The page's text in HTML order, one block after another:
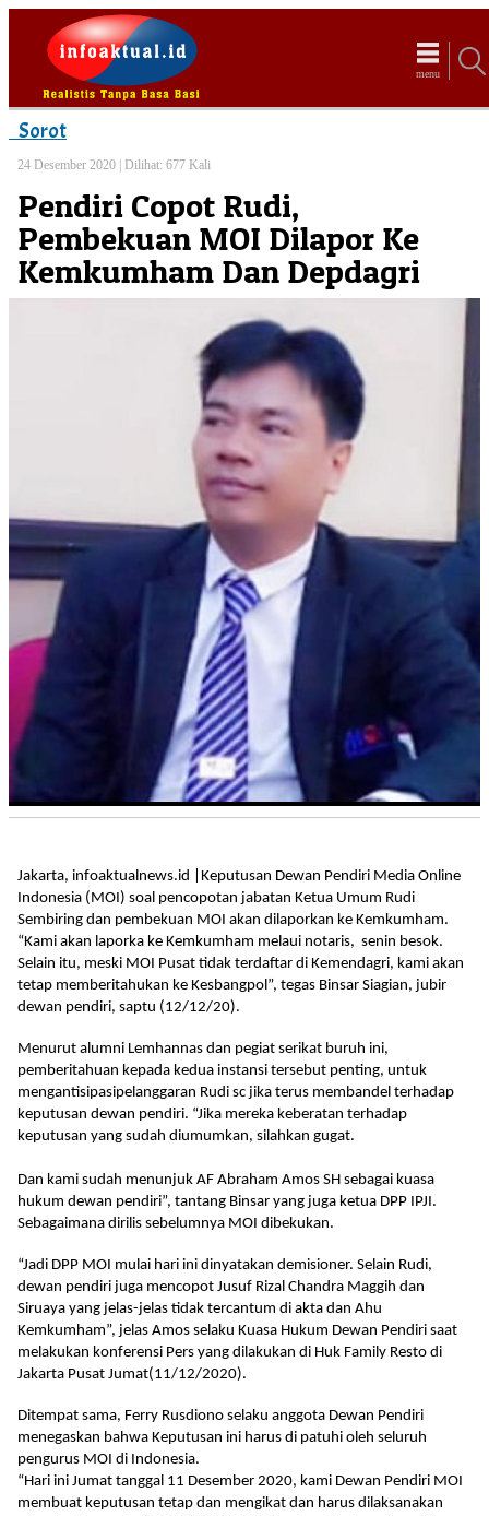
menu
Sorot
24 Desember 2020 | Dilihat: 677 Kali
Pendiri Copot Rudi,
Pembekuan MOI Dilapor Ke
Kemkumham Dan Depdagri
Jakarta, infoaktualnews.id |Keputusan Dewan Pendiri Media Online
Indonesia (MOI) soal pencopotan jabatan Ketua Umum Rudi
Sembiring dan pembekuan MOI akan dilaporkan ke Kemkumham.
“Kami akan laporka ke Kemkumham melaui notaris, senin besok.
Selain itu, meski MOI Pusat tidak terdaftar di Kemendagri, kami akan
tetap memberitahukan ke Kesbangpol”, tegas Binsar Siagian, jubir
dewan pendiri, saptu (12/12/20).
Menurut alumni Lemhannas dan pegiat serikat buruh ini,
pemberitahuan kepada kedua instansi tersebut penting, untuk
mengantisipasipelanggaran Rudi sc jika terus membandel terhadap
keputusan dewan pendiri. “Jika mereka keberatan terhadap
keputusan yang sudah diumumkan, silahkan gugat.
Dan kami sudah menunjuk AF Abraham Amos SH sebagai kuasa
hukum dewan pendiri”, tantang Binsar yang juga ketua DPP IPJI.
Sebagaimana dirilis sebelumnya MOI dibekukan.
“Jadi DPP MOI mulai hari ini dinyatakan demisioner. Selain Rudi,
dewan pendiri juga mencopot Jusuf Rizal Chandra Maggih dan
Siruaya yang jelas-jelas tidak tercantum di akta dan Ahu
Kemkumham”, jelas Amos selaku Kuasa Hukum Dewan Pendiri saat
melakukan konferensi Pers yang dilakukan di Huk Family Resto di
Jakarta Pusat Jumat(11/12/2020).
Ditempat sama, Ferry Rusdiono selaku anggota Dewan Pendiri
menegaskan bahwa Keputusan ini harus di patuhi oleh seluruh
pengurus MOI di Indonesia.
“Hari ini Jumat tanggal 11 Desember 2020, kami Dewan Pendiri MOI
membuat keputusan tetap dan mengikat dan harus dilaksanakan